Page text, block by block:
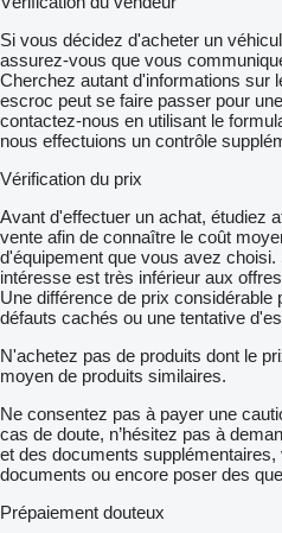
Si vous décidez d'acheter un
assurez-vous que vous
Cherchez autant d'informations sur
escroc peut se faire passer pour
contactez-nous en utilisant le
nous effectuions un contrôle
Vérification du prix
Avant d'effectuer un achat, étudiez
vente afin de connaître le coût
d'équipement que vous avez
intéresse est très inférieur aux
Une différence de prix considérable
défauts cachés ou une tentative
N'achetez pas de produits dont le
moyen de produits similaires.
Ne consentez pas à payer une
cas de doute, n’hésitez pas à
et des documents supplémentaires,
documents ou encore poser des
Prépaiement douteux